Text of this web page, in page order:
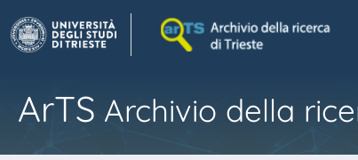
ArTS Archivio della